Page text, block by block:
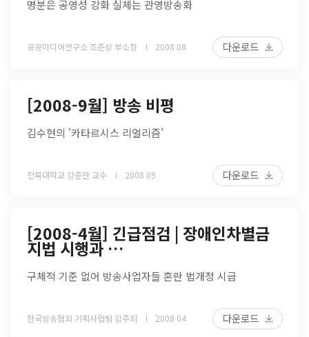
명분은 공영성 강화 실체는 관영방송화
공공미디어연구소 조준상 부소장 2008 08 다운로드
[2008-9월] 방송 비평
김수현의 '카타르시스 리얼리즘'
전북대학교 강준만 교수 2008 09 다운로드
[2008-4월] 긴급점검 | 장애인차별금
지법 시행과 …
구체적 기준 없어 방송사업자들 혼란 법개정 시급
한국방송협회 기획사업팀 김주희 2008 04 다운로드